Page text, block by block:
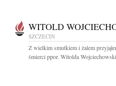
WITOLD
SZCZECIN
Z wielkim smutkiem i żalem
śmierci ppor. Witolda